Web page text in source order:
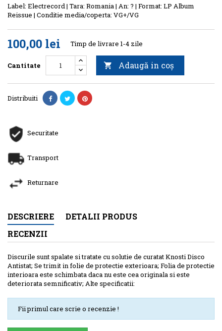
Label: Electrecord | Tara: Romania | An: ? | Format: LP Album
Reissue | Conditie media/coperta: VG+/VG
100,00 lei Timp de livrare 1-4 zile
Cantitate  Adaugă in coş
Distribuiti
Securitate
Transport
Returnare
DESCRIERE
DETALII PRODUS
RECENZII
Discurile sunt spalate si tratate cu solutie de curatat Knosti Disco
Antistat; Se trimit in folie de protectie exterioara; Folia de protectie
interioara este schimbata daca nu este cea originala si este
deteriorata semnificativ; Alte specificatii:
Fii primul care scrie o recenzie !